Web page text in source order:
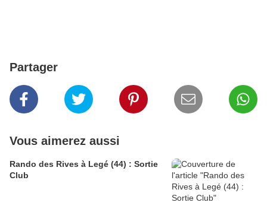
Partager
Vous aimerez aussi
Rando des Rives à Legé (44) : Sortie
Club